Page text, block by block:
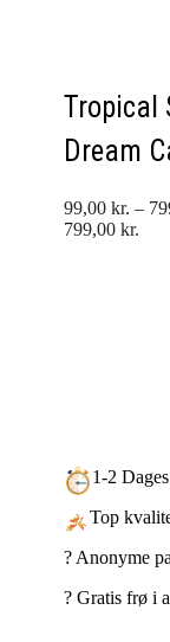
Tropical
Dream
99,00 kr. –
799,00 kr.
1-2
Top
?️ Anonyme
?️ Gratis frø i